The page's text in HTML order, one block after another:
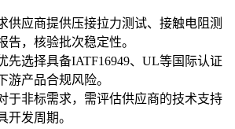
供应商提供压接拉力测试、接触电阻测
告，核验批次稳定性。
先选择具备IATF16949、UL等国际认证
游产品合规风险。
于非标需求，需评估供应商的技术支持
开发周期。